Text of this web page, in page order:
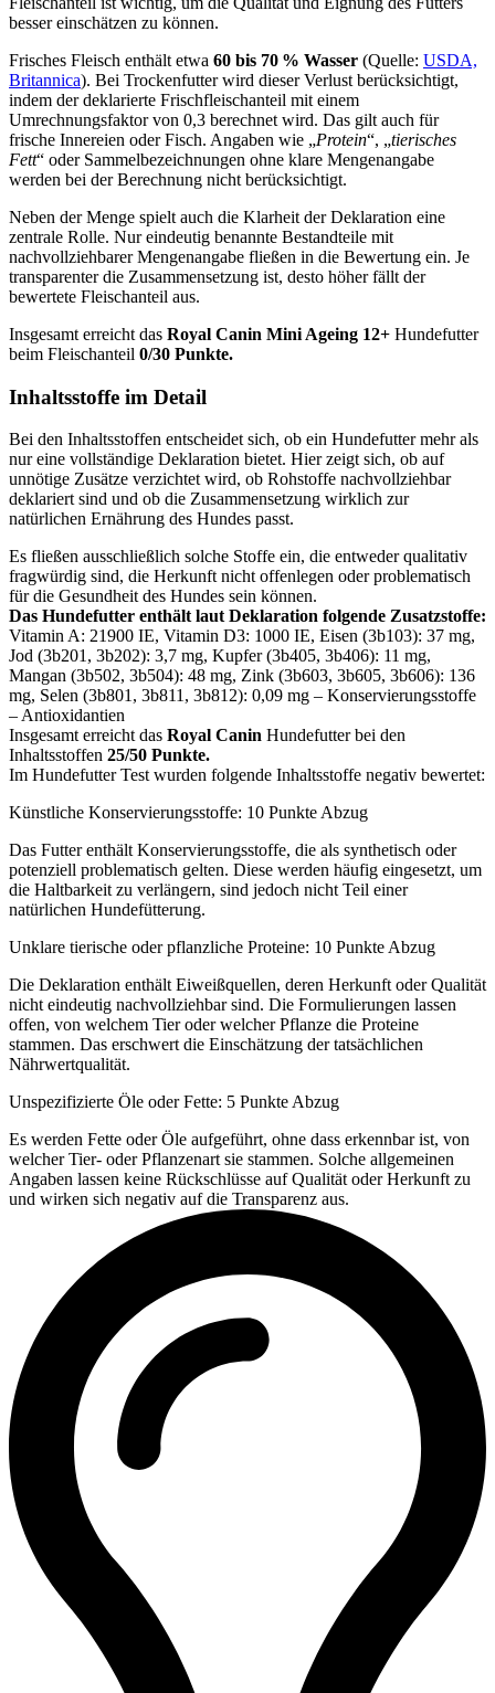
besser einschätzen zu können.
Frisches Fleisch enthält etwa 60 bis 70 % Wasser (Quelle: USDA,
Britannica). Bei Trockenfutter wird dieser Verlust berücksichtigt,
indem der deklarierte Frischfleischanteil mit einem
Umrechnungsfaktor von 0,3 berechnet wird. Das gilt auch für
frische Innereien oder Fisch. Angaben wie „Protein“, „tierisches
Fett“ oder Sammelbezeichnungen ohne klare Mengenangabe
werden bei der Berechnung nicht berücksichtigt.
Neben der Menge spielt auch die Klarheit der Deklaration eine
zentrale Rolle. Nur eindeutig benannte Bestandteile mit
nachvollziehbarer Mengenangabe fließen in die Bewertung ein. Je
transparenter die Zusammensetzung ist, desto höher fällt der
bewertete Fleischanteil aus.
Insgesamt erreicht das Royal Canin Mini Ageing 12+ Hundefutter
beim Fleischanteil 0/30 Punkte.
Inhaltsstoffe im Detail
Bei den Inhaltsstoffen entscheidet sich, ob ein Hundefutter mehr als
nur eine vollständige Deklaration bietet. Hier zeigt sich, ob auf
unnötige Zusätze verzichtet wird, ob Rohstoffe nachvollziehbar
deklariert sind und ob die Zusammensetzung wirklich zur
natürlichen Ernährung des Hundes passt.
Es fließen ausschließlich solche Stoffe ein, die entweder qualitativ
fragwürdig sind, die Herkunft nicht offenlegen oder problematisch
für die Gesundheit des Hundes sein können.
Das Hundefutter enthält laut Deklaration folgende Zusatzstoffe:
Vitamin A: 21900 IE, Vitamin D3: 1000 IE, Eisen (3b103): 37 mg,
Jod (3b201, 3b202): 3,7 mg, Kupfer (3b405, 3b406): 11 mg,
Mangan (3b502, 3b504): 48 mg, Zink (3b603, 3b605, 3b606): 136
mg, Selen (3b801, 3b811, 3b812): 0,09 mg – Konservierungsstoffe
– Antioxidantien
Insgesamt erreicht das Royal Canin Hundefutter bei den
Inhaltsstoffen 25/50 Punkte.
Im Hundefutter Test wurden folgende Inhaltsstoffe negativ bewertet:
Künstliche Konservierungsstoffe: 10 Punkte Abzug
Das Futter enthält Konservierungsstoffe, die als synthetisch oder
potenziell problematisch gelten. Diese werden häufig eingesetzt, um
die Haltbarkeit zu verlängern, sind jedoch nicht Teil einer
natürlichen Hundefütterung.
Unklare tierische oder pflanzliche Proteine: 10 Punkte Abzug
Die Deklaration enthält Eiweißquellen, deren Herkunft oder Qualität
nicht eindeutig nachvollziehbar sind. Die Formulierungen lassen
offen, von welchem Tier oder welcher Pflanze die Proteine
stammen. Das erschwert die Einschätzung der tatsächlichen
Nährwertqualität.
Unspezifizierte Öle oder Fette: 5 Punkte Abzug
Es werden Fette oder Öle aufgeführt, ohne dass erkennbar ist, von
welcher Tier- oder Pflanzenart sie stammen. Solche allgemeinen
Angaben lassen keine Rückschlüsse auf Qualität oder Herkunft zu
und wirken sich negativ auf die Transparenz aus.